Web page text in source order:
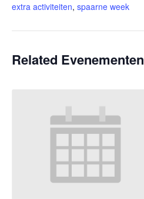
extra activiteiten, spaarne week
Related Evenementen